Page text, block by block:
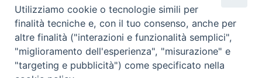
D
nazione:Svizzera
Utilizziamo cookie o tecnologie simili per
finalità tecniche e, con il tuo consenso, anche per
altre finalità ("interazioni e funzionalità semplici",
"miglioramento dell'esperienza", "misurazione" e
"targeting e pubblicità") come specificato nella